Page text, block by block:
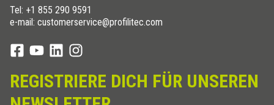
Tel: +1 855 290 9591
e-mail: customerservice@profilitec.com
REGISTRIERE DICH FÜR UNSEREN